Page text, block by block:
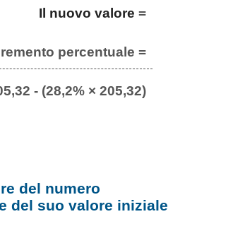
Il nuovo valore =
percentuale =
- (28,2% × 205,32)
del numero
del suo valore iniziale